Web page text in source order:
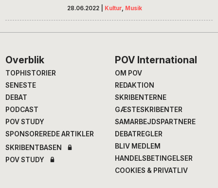
28.06.2022 Kultur, Musik
Footer
Overblik
TOPHISTORIER
SENESTE
DEBAT
PODCAST
POV STUDY
SPONSOREREDE ARTIKLER
SKRIBENTBASEN
POV STUDY
POV International
OM POV
REDAKTION
SKRIBENTERNE
GÆSTESKRIBENTER
SAMARBEJDSPARTNERE
DEBATREGLER
BLIV MEDLEM
HANDELSBETINGELSER
COOKIES & PRIVATLIV